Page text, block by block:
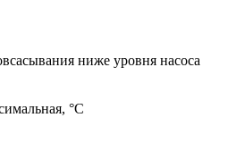
ниже уровня насоса
°C